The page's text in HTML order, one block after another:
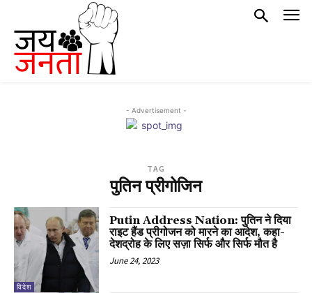
- Advertisement -
TAG
पुतिन प्रीगोजिन
विदेश
Putin Address Nation: पुतिन ने दिया
राइट हैंड प्रीगोजन को मारने का आदेश, कहा-
देशद्रोह के लिए सज़ा सिर्फ और सिर्फ मौत है
June 24, 2023